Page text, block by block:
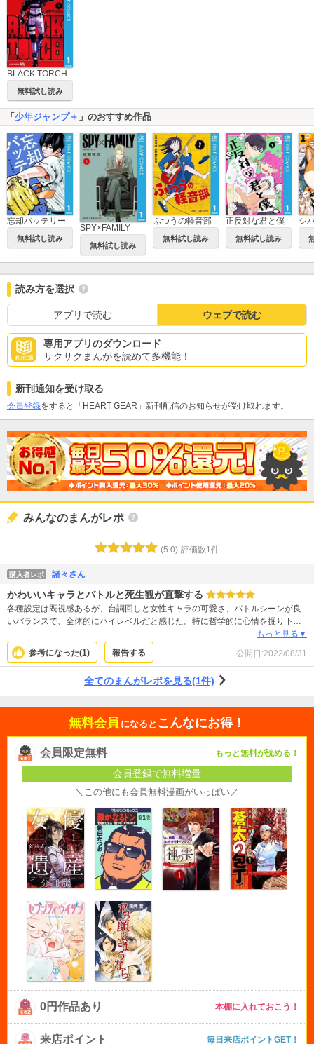
BLACK TORCH
無料試し読み
「 少年ジャンプ＋ 」のおすすめ作品
忘却バッテリー
無料試し読み
SPY×FAMILY
無料試し読み
ふつうの軽音部
無料試し読み
正反対な君と僕
無料試し読み
シ
読み方を選択
アプリで読む ウェブで読む
専用アプリのダウンロード
サクサクまんがを読めて多機能！
新刊通知を受け取る
会員登録をすると「HEART GEAR」新刊配信のお知らせが受け取れます。
みんなのまんがレポ
(5.0) 評価数1件
購入者レポ 諸々さん
かわいいキャラとバトルと死生観が直撃する
各種設定は既視感あるが、台詞回しと女性キャラの可愛さ、バトルシーンが良
いバランスで、全体的にハイレベルだと感じた。特に哲学的に心情を掘り下げ
てあり、ほぼギアしか登場しないのに、深い人間ドラマが展開されているのが
魅力。
もっと見る▼
参考になった(1) 報告する 公開日:2022/08/31
全てのまんがレポを見る(1件)
無料会員 になると こんなにお得！
会員限定無料 もっと無料が読める！
会員登録で無料増量
＼この他にも会員無料漫画がいっぱい／
0円作品あり 本棚に入れておこう！
来店ポイント 毎日来店ポイントGET！